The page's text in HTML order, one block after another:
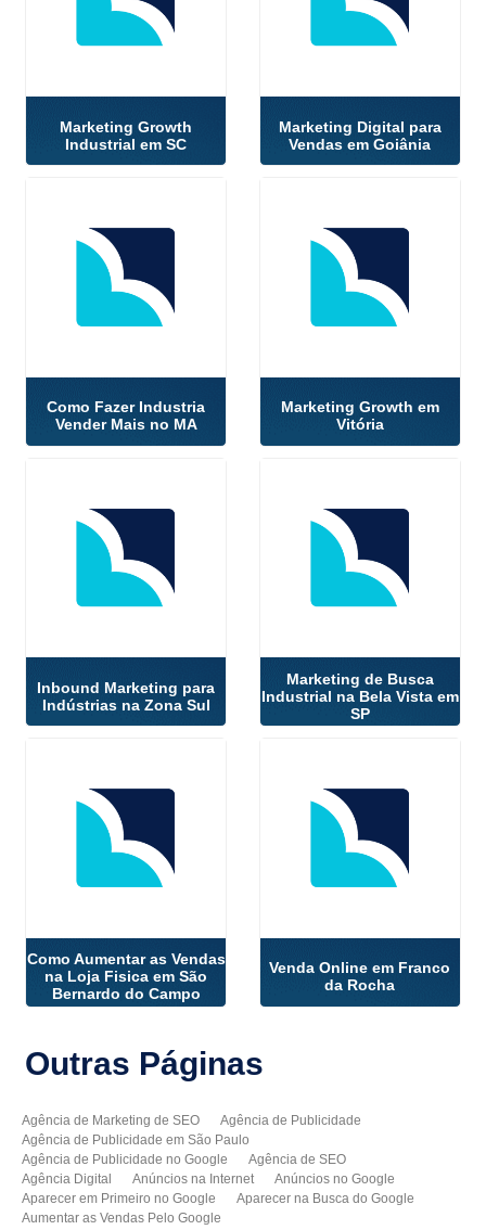
Marketing Growth
Industrial em SC
Marketing Digital para
Vendas em Goiânia
Como Fazer Industria
Vender Mais no MA
Marketing Growth em
Vitória
Inbound Marketing para
Indústrias na Zona Sul
Marketing de Busca
Industrial na Bela Vista em
SP
Como Aumentar as Vendas
na Loja Fisica em São
Bernardo do Campo
Venda Online em Franco
da Rocha
Outras Páginas
Agência de Marketing de SEO
Agência de Publicidade
Agência de Publicidade em São Paulo
Agência de Publicidade no Google
Agência de SEO
Agência Digital
Anúncios na Internet
Anúncios no Google
Aparecer em Primeiro no Google
Aparecer na Busca do Google
Aumentar as Vendas Pelo Google